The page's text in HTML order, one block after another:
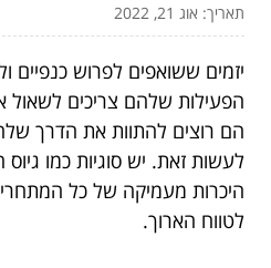
תאריך: אוג 21, 2022
יזמים ששואפים לפרוש כנפיים
הפעילות שלהם צריכים לשאול
הם רוצים להתוות את הדרך
לעשות זאת. יש סוגיות כמו גיוס
היכרות מעמיקה של כל
לטווח הארוך.